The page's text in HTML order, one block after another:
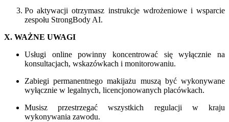
Po aktywacji otrzymasz instrukcje wdrożeniowe i wsparcie
zespołu StrongBody AI.
X. WAŻNE UWAGI
Usługi online powinny koncentrować się wyłącznie na
konsultacjach, wskazówkach i monitorowaniu.
Zabiegi permanentnego makijażu muszą być wykonywane
wyłącznie w legalnych, licencjonowanych placówkach.
Musisz przestrzegać wszystkich regulacji w kraju
wykonywania zawodu.